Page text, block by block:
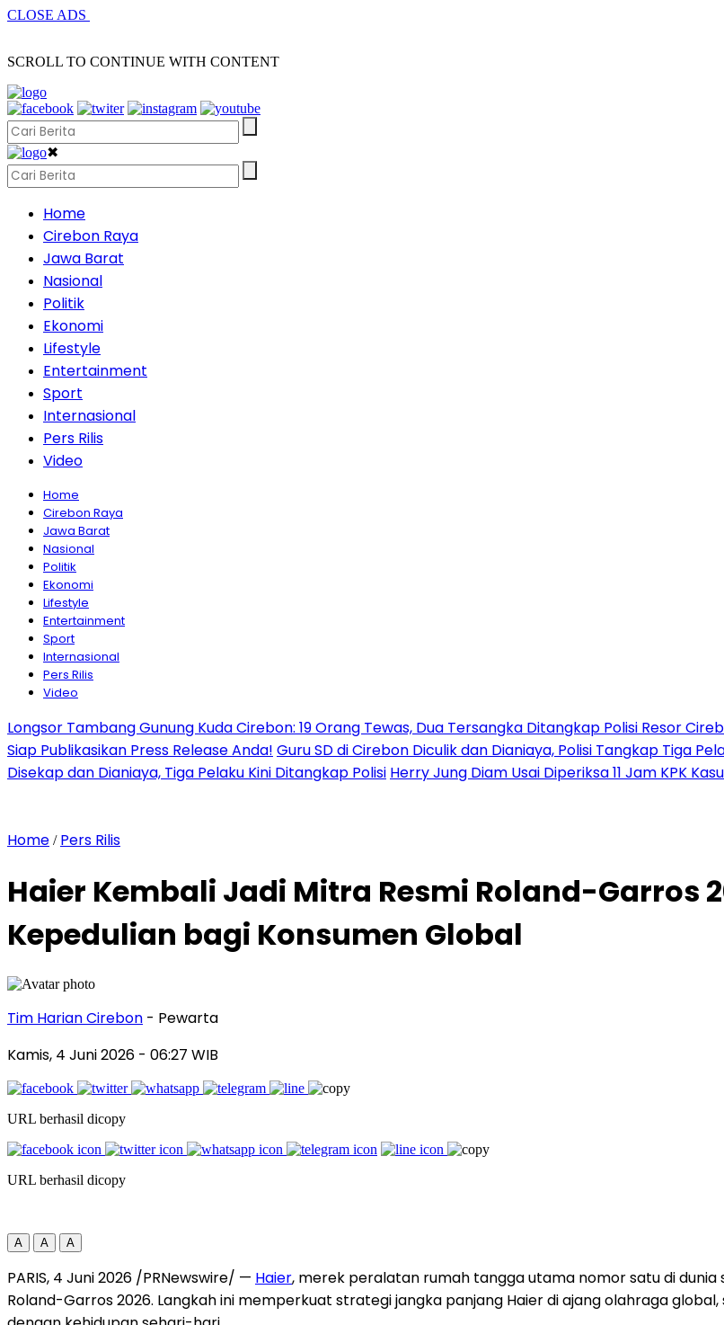
CLOSE ADS
SCROLL TO CONTINUE WITH CONTENT
✖
Home
Cirebon Raya
Jawa Barat
Nasional
Politik
Ekonomi
Lifestyle
Entertainment
Sport
Internasional
Pers Rilis
Video
Home
Cirebon Raya
Jawa Barat
Nasional
Politik
Ekonomi
Lifestyle
Entertainment
Sport
Internasional
Pers Rilis
Video
Longsor Tambang Gunung Kuda Cirebon: 19 Orang Tewas, Dua Tersangka Ditangkap Polisi Resor
Siap Publikasikan Press Release Anda! Guru SD di Cirebon Diculik dan Dianiaya, Polisi Tangkap Tiga
Disekap dan Dianiaya, Tiga Pelaku Kini Ditangkap Polisi Herry Jung Diam Usai Diperiksa 11 Jam KPK
Home / Pers Rilis
Haier Kembali Jadi Mitra Resmi Roland-Garros
Kepedulian bagi Konsumen Global
Tim Harian Cirebon - Pewarta
Kamis, 4 Juni 2026 - 06:27 WIB
URL berhasil dicopy
URL berhasil dicopy
A A A
PARIS, 4 Juni 2026 /PRNewswire/ — Haier, merek peralatan rumah tangga utama nomor satu di
Roland-Garros 2026. Langkah ini memperkuat strategi jangka panjang Haier di ajang olahraga